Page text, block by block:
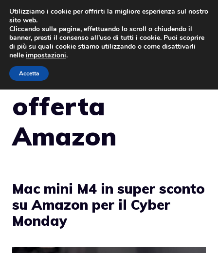
Vai
contenuto
offerta
Amazon
Mac mini M4 in super sconto
su Amazon per il Cyber
Monday
Utilizziamo i cookie per offrirti la migliore esperienza sul nostro
sito web.
Cliccando sulla pagina, effettuando lo scroll o chiudendo il
banner, presti il consenso all’uso di tutti i cookie. Puoi scoprire
di più su quali cookie stiamo utilizzando o come disattivarli
nelle impostazioni.
Accetta